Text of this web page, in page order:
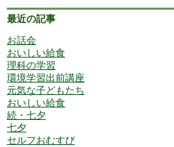
最近の記事
お話会
おいしい給食
理科の学習
環境学習出前講座
元気な子どもたち
おいしい給食
続・七夕
七夕
セルフおむすび